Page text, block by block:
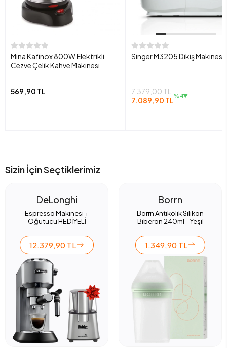
Mina Kafinox 800W Elektrikli
Cezve Çelik Kahve Makinesi
569,90 TL
Singer M3205 Dikiş Makinesi
7.379,00 TL
7.089,90 TL %4
Sizin İçin Seçtiklerimiz
DeLonghi
Espresso Makinesi +
Öğütücü HEDİYELİ
12.379,90 TL
Borrn
Borrn Antikolik Silikon
Biberon 240ml - Yeşil
1.349,90 TL